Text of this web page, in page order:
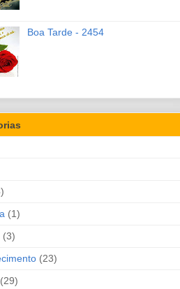
Boa Tarde - 2454
(1)
(3)
(23)
(29)